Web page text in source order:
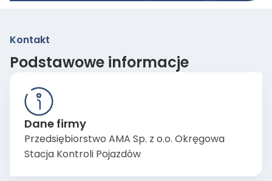
Kontakt
Podstawowe informacje
Dane firmy
Przedsiębiorstwo AMA Sp. z o.o. Okręgowa
Stacja Kontroli Pojazdów